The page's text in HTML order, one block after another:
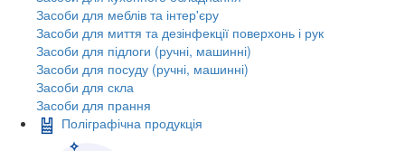
Засоби для меблів та інтер'єру
Засоби для миття та дезінфекції поверхонь і рук
Засоби для підлоги (ручні, машинні)
Засоби для посуду (ручні, машинні)
Засоби для скла
Засоби для прання
Поліграфічна продукція